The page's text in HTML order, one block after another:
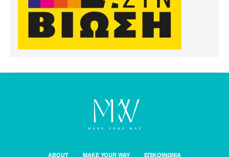
ABOUT MAKE YOUR WAY ΕΠΙΚΟΙΝΩΝΙΑ